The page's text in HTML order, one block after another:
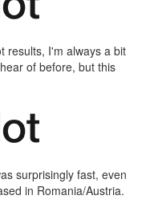
results, I'm always a bit
of before, but this
surprisingly fast, even
in Romania/Austria.